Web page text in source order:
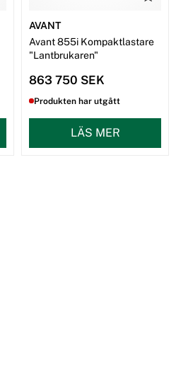
AVANT
Avant 855i Kompaktlastare
"Lantbrukaren"
863 750 SEK
Produkten har utgått
LÄS MER